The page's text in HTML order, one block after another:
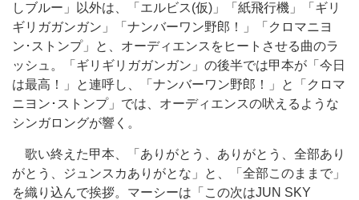
しブルー」以外は、「エルビス(仮)」「紙飛行機」「ギリ
ギリガガンガン」「ナンバーワン野郎！」「クロマニヨ
ン･ストンプ」と、オーディエンスをヒートさせる曲のラ
ッシュ。「ギリギリガガンガン」の後半では甲本が「今日
は最高！」と連呼し、「ナンバーワン野郎！」と「クロマ
ニヨン･ストンプ」では、オーディエンスの吠えるような
シンガロングが響く。
歌い終えた甲本、「ありがとう、ありがとう、全部あり
がとう、ジュンスカありがとな」と、「全部このままで」
を織り込んで挨拶。マーシーは「この次はJUN SKY